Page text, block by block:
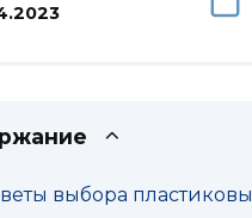
выбора